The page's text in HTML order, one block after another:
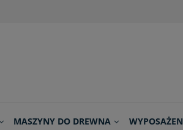
MASZYNY DO DREWNA